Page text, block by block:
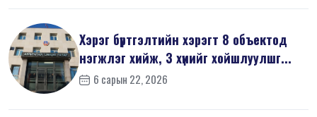
Хэрэг бүртгэлтийн хэрэгт 8 объектод
нэгжлэг хийж, 3 хүнийг хойшлуулшг...
6 сарын 22, 2026